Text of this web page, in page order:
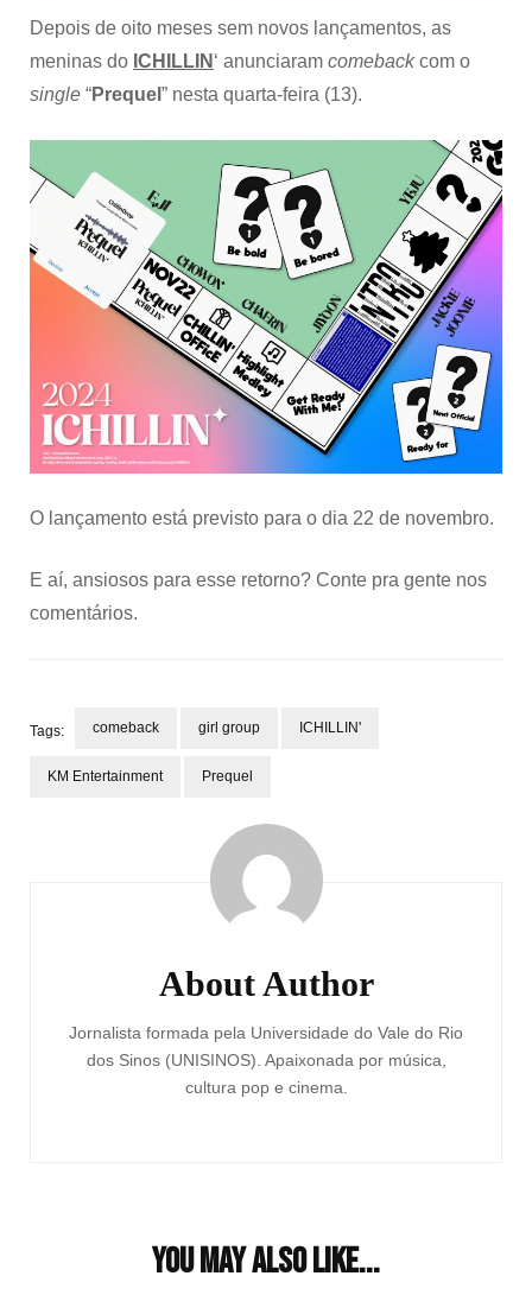
Depois de oito meses sem novos lançamentos, as
meninas do ICHILLIN ‘ anunciaram comebackcom o
single “Prequel ” nesta quarta-feira (13).
O lançamento está previsto para o dia 22 de novembro.
E aí, ansiosos para esse retorno? Conte pra gente nos
comentários.
Tags: comeback girl group ICHILLIN'
KM Entertainment Prequel
About Author
Jornalista formada pela Universidade do Vale do Rio
dos Sinos (UNISINOS). Apaixonada por música,
cultura pop e cinema.
You may also like...